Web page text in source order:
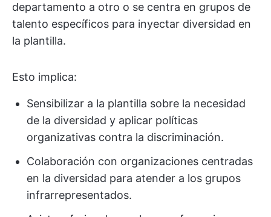
departamento a otro o se centra en grupos de
talento específicos para inyectar diversidad en
la plantilla.
Esto implica:
Sensibilizar a la plantilla sobre la necesidad
de la diversidad y aplicar políticas
organizativas contra la discriminación.
Colaboración con organizaciones centradas
en la diversidad para atender a los grupos
infrarrepresentados.